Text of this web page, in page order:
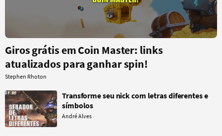
Giros grátis em Coin Master: links
atualizados para ganhar spin!
Stephen Rhoton
Transforme seu nick com letras diferentes e
símbolos
André Alves